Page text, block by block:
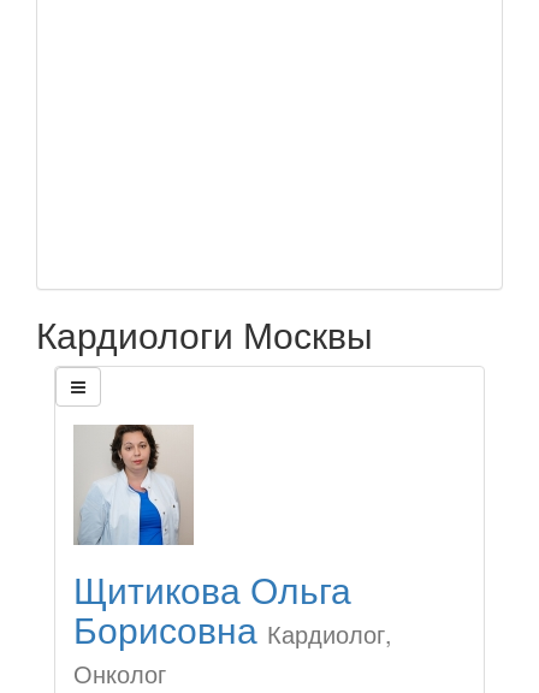
Кардиологи Москвы
Щитикова Ольга
Борисовна Кардиолог,
Онколог